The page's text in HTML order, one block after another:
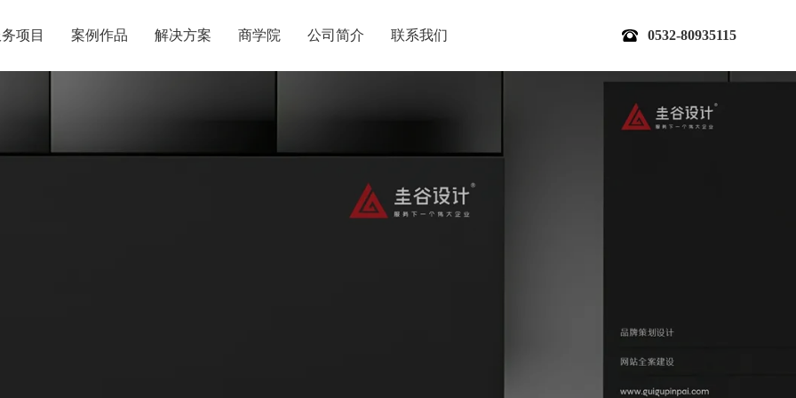
项目 案例作品 解决方案 商学院 公司简介 联系我们 0532-80935115